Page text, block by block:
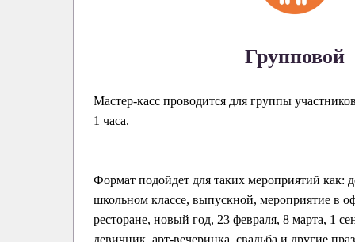
Групповой
Мастер-касс проводится для группы
1 часа.
Формат подойдет для таких мероприятий как:
школьном классе, выпускной, мероприятие в
ресторане, новый год, 23 февраля, 8 марта, 1
девичник, арт-вечеринка, свадьба и другие